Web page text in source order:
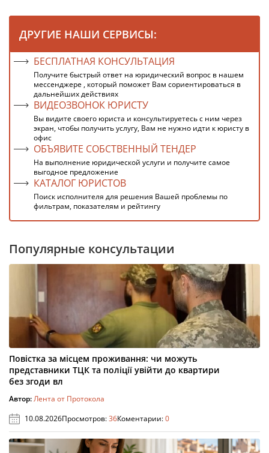
ДРУГИЕ НАШИ СЕРВИСЫ:
БЕСПЛАТНАЯ КОНСУЛЬТАЦИЯ
Получите быстрый ответ на юридический вопрос в нашем
мессенджере , который поможет Вам сориентироваться в
дальнейших действиях
ВИДЕОЗВОНОК ЮРИСТУ
Вы видите своего юриста и консультируетесь с ним через
экран, чтобы получить услугу, Вам не нужно идти к юристу в
офис
ОБЪЯВИТЕ СОБСТВЕННЫЙ ТЕНДЕР
На выполнение юридической услуги и получите самое
выгодное предложение
КАТАЛОГ ЮРИСТОВ
Поиск исполнителя для решения Вашей проблемы по
фильтрам, показателям и рейтингу
Популярные консультации
Повістка за місцем проживання: чи можуть
представники ТЦК та поліції увійти до квартири
без згоди вл
Автор:Лента от Протокола
10.08.2026Просмотров:36Коментарии:0